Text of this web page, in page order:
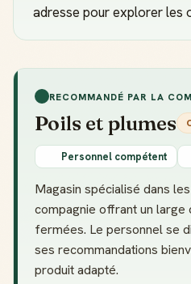
adresse pour explorer les
RECOMMANDÉ PAR LA
Poils et plumes
Personnel compétent
Magasin spécialisé dans
compagnie offrant un large
fermées. Le personnel se
ses recommandations
produit adapté.